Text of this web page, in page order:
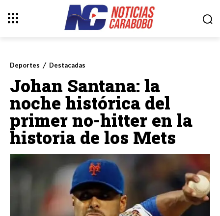
Deportes Destacadas
Johan Santana: la
noche histórica del
primer no-hitter en la
historia de los Mets